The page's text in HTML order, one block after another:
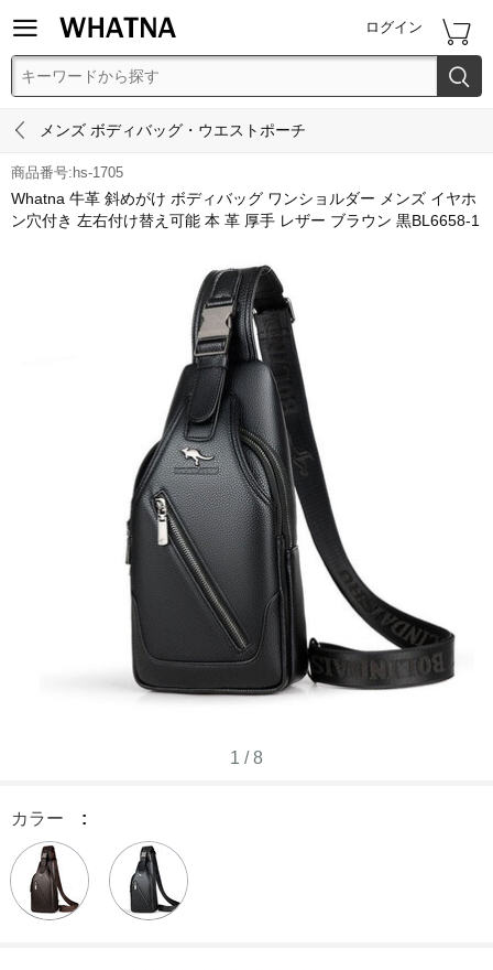
 ログイン 

 メンズ ボディバッグ・ウエストポーチ
商品番号:hs-1705
Whatna 牛革 斜めがけ ボディバッグ ワンショルダー メンズ イヤホ
ン穴付き 左右付け替え可能 本 革 厚手 レザー ブラウン 黒BL6658-1
1 /8
カラー :